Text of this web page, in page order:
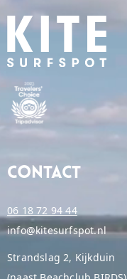
Contact
06 18 72 94 44
info@kitesurfspot.nl
Strandslag 2, Kijkduin